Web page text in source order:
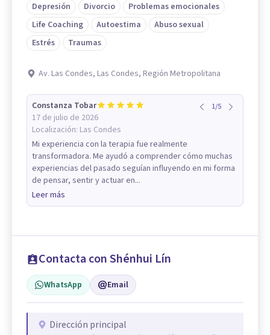
Depresión
Divorcio
Problemas emocionales
Life Coaching
Autoestima
Abuso sexual
Estrés
Traumas
Av. Las Condes, Las Condes, Región Metropolitana
Constanza Tobar
17 de julio de 2026
Localización: Las Condes
1/5
Mi experiencia con la terapia fue realmente
transformadora. Me ayudó a comprender cómo muchas
experiencias del pasado seguían influyendo en mi forma
de pensar, sentir y actuar en...
Leer más
Contacta con Shénhui Lín
WhatsApp Email
Dirección principal